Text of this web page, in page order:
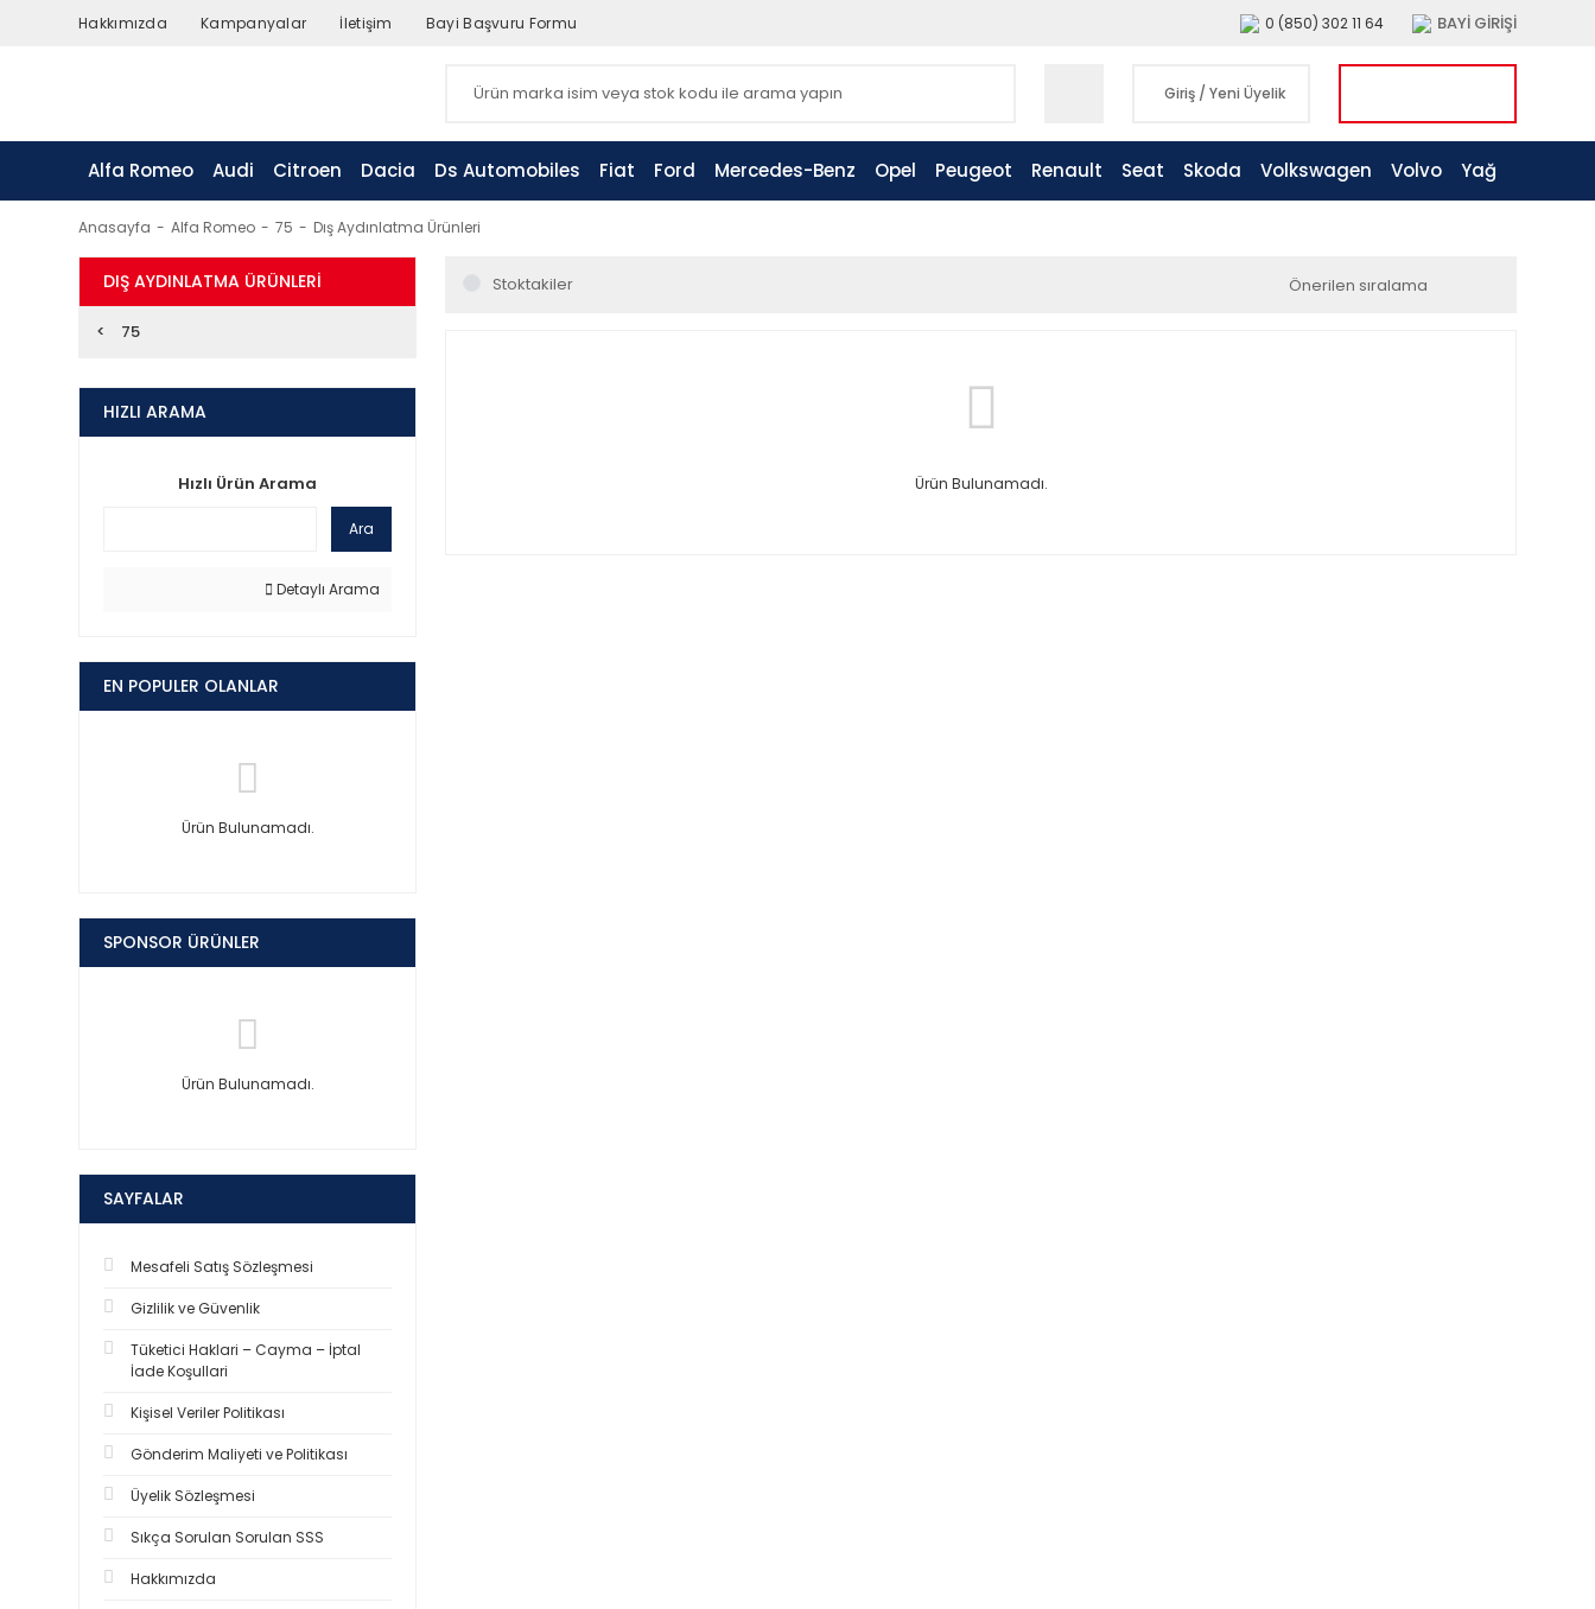
Hakkımızda Kampanyalar İletişim Bayi Başvuru Formu 0 (850) 302 11 64 BAYİ GİRİŞİ
Giriş / Yeni Üyelik
Alfa Romeo Audi Citroen Dacia Ds Automobiles Fiat Ford Mercedes-Benz Opel Peugeot Renault Seat Skoda Volkswagen Volvo Yağ
Anasayfa Alfa Romeo 75 Dış Aydınlatma Ürünleri
DIŞ AYDINLATMA ÜRÜNLERI
75
HIZLI ARAMA
Hızlı Ürün Arama
Ara
Detaylı Arama
EN POPULER OLANLAR
Ürün Bulunamadı.
SPONSOR ÜRÜNLER
Ürün Bulunamadı.
SAYFALAR
Mesafeli Satış Sözleşmesi
Gizlilik ve Güvenlik
Tüketici Haklari – Cayma – İptal
İade Koşullari
Kişisel Veriler Politikası
Gönderim Maliyeti ve Politikası
Üyelik Sözleşmesi
Sıkça Sorulan Sorulan SSS
Hakkımızda
Stoktakiler
Ürün Bulunamadı.